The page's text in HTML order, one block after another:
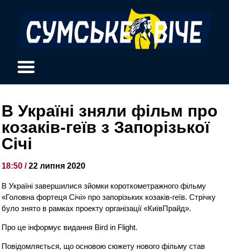
В Україні зняли фільм про
козаків-геїв з Запорізької
Січі
18:50 /22 липня 2020
В Україні завершилися зйомки короткометражного фільму
«Головна фортеця Січі» про запорізьких козаків-геїв. Стрічку
було знято в рамках проекту організації «КиївПрайд».
Про це інформує видання Bird in Flight.
Повідомляється, що основою сюжету нового фільму став